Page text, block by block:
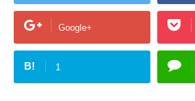
Google+
B! 1